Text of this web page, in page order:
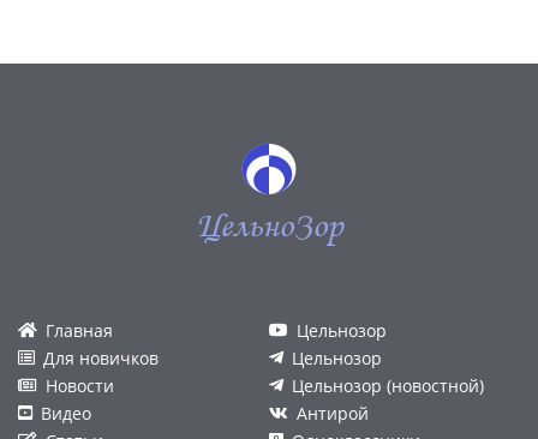
ЦельноЗор
Главная
Для новичков
Новости
Видео
Цельнозор
Цельнозор
Цельнозор (новостной)
Антирой